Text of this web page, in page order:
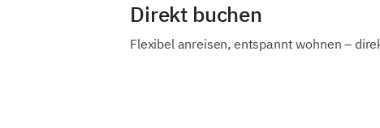
Direkt buchen
Flexibel anreisen, entspannt wohnen –